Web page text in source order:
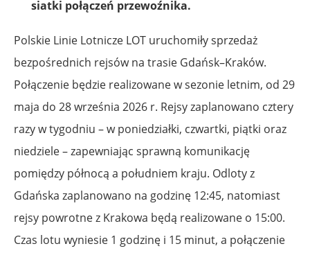
siatki połączeń przewoźnika.
Polskie Linie Lotnicze LOT uruchomiły sprzedaż
bezpośrednich rejsów na trasie Gdańsk–Kraków.
Połączenie będzie realizowane w sezonie letnim, od 29
maja do 28 września 2026 r. Rejsy zaplanowano cztery
razy w tygodniu – w poniedziałki, czwartki, piątki oraz
niedziele – zapewniając sprawną komunikację
pomiędzy północą a południem kraju. Odloty z
Gdańska zaplanowano na godzinę 12:45, natomiast
rejsy powrotne z Krakowa będą realizowane o 15:00.
Czas lotu wyniesie 1 godzinę i 15 minut, a połączenie